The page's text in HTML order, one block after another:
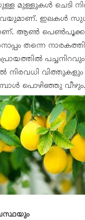
മുള്ളുകൾ ചെടി
ഇലകൾ
ആൺ
തന്നെ
നിരവധി
പൊഴിഞ്ഞു വീഴും.